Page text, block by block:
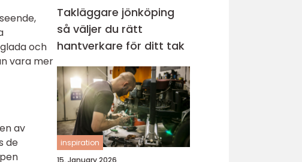
och
vara mer
av
de
Takläggare jönköping
så väljer du rätt
hantverkare för ditt tak
inspiration
15. January 2026